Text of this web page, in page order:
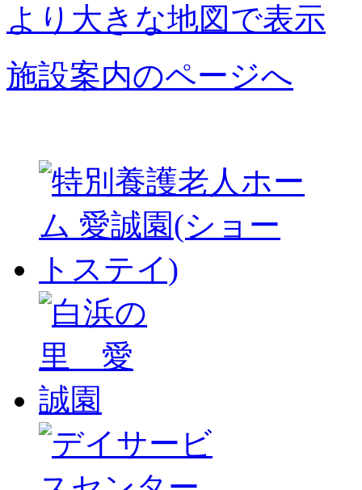
より大きな地図で表示
施設案内のページへ